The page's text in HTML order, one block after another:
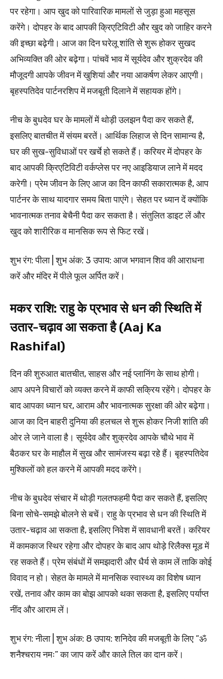
पर रहेगा। आप खुद को पारिवारिक मामलों से जुड़ा हुआ महसूस
करेंगे। दोपहर के बाद आपकी क्रिएटिविटी और खुद को जाहिर करने
की इच्छा बढ़ेगी। आज का दिन घरेलू शांति से शुरू होकर सुखद
अभिव्यक्ति की ओर बढ़ेगा। पांचवें भाव में सूर्यदेव और शुक्रदेव की
मौजूदगी आपके जीवन में खुशियां और नया आकर्षण लेकर आएगी।
बृहस्पतिदेव पार्टनरशिप में मजबूती दिलाने में सहायक होंगे।
नीच के बुधदेव घर के मामलों में थोड़ी उलझन पैदा कर सकते हैं,
इसलिए बातचीत में संयम बरतें। आर्थिक लिहाज से दिन सामान्य है,
घर की सुख-सुविधाओं पर खर्चे हो सकते हैं। करियर में दोपहर के
बाद आपकी क्रिएटिविटी वर्कप्लेस पर नए आइडियाज लाने में मदद
करेगी। प्रेम जीवन के लिए आज का दिन काफी सकारात्मक है, आप
पार्टनर के साथ यादगार समय बिता पाएंगे। सेहत पर ध्यान दें क्योंकि
भावनात्मक तनाव बेचैनी पैदा कर सकता है। संतुलित डाइट लें और
खुद को शारीरिक व मानसिक रूप से फिट रखें।​
शुभ रंग: पीला | शुभ अंक: 3 उपाय: आज भगवान शिव की आराधना
करें और मंदिर में पीले फूल अर्पित करें।
मकर राशि: राहु के प्रभाव से धन की स्थिति में
उतार-चढ़ाव आ सकता है (Aaj Ka
Rashifal)
दिन की शुरुआत बातचीत, साहस और नई प्लानिंग के साथ होगी।
आप अपने विचारों को व्यक्त करने में काफी सक्रिय रहेंगे। दोपहर के
बाद आपका ध्यान घर, आराम और भावनात्मक सुरक्षा की ओर बढ़ेगा।
आज का दिन बाहरी दुनिया की हलचल से शुरू होकर निजी शांति की
ओर ले जाने वाला है। सूर्यदेव और शुक्रदेव आपके चौथे भाव में
बैठकर घर के माहौल में सुख और सामंजस्य बढ़ा रहे हैं। बृहस्पतिदेव
मुश्किलों को हल करने में आपकी मदद करेंगे।
नीच के बुधदेव संचार में थोड़ी गलतफहमी पैदा कर सकते हैं, इसलिए
बिना सोचे-समझे बोलने से बचें। राहु के प्रभाव से धन की स्थिति में
उतार-चढ़ाव आ सकता है, इसलिए निवेश में सावधानी बरतें। करियर
में कामकाज स्थिर रहेगा और दोपहर के बाद आप थोड़े रिलैक्स मूड में
रह सकते हैं। प्रेम संबंधों में समझदारी और धैर्य से काम लें ताकि कोई
विवाद न हो। सेहत के मामले में मानसिक स्वास्थ्य का विशेष ध्यान
रखें, तनाव और काम का बोझ आपको थका सकता है, इसलिए पर्याप्त
नींद और आराम लें।
शुभ रंग: नीला | शुभ अंक: 8 उपाय: शनिदेव की मजबूती के लिए “ॐ
शनैश्चराय नमः” का जाप करें और काले तिल का दान करें।